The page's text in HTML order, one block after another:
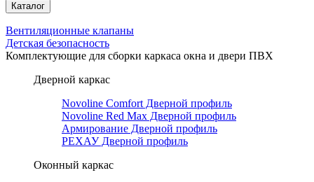
Каталог
Вентиляционные клапаны
Детская безопасность
Комплектующие для сборки каркаса окна и двери ПВХ
Дверной каркас
Novoline Comfort Дверной профиль
Novoline Red Мax Дверной профиль
Армирование Дверной профиль
РЕХАУ Дверной профиль
Оконный каркас